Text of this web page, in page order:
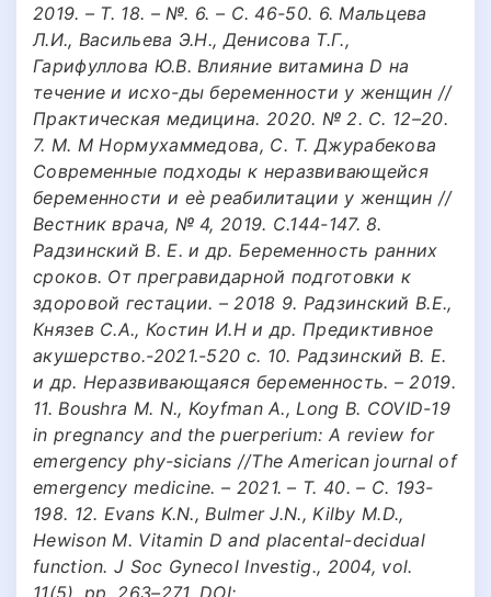
2019. – Т. 18. – №. 6. – С. 46-50. 6. Мальцева
Л.И., Васильева Э.Н., Денисова Т.Г.,
Гарифуллова Ю.В. Влияние витамина D на
течение и исхо-ды беременности у женщин //
Практическая медицина. 2020. № 2. С. 12–20.
7. М. М Нормухаммедова, С. Т. Джурабекова
Современные подходы к неразвивающейся
беременности и еѐ реабилитации у женщин //
Вестник врача, № 4, 2019. С.144-147. 8.
Радзинский В. Е. и др. Беременность ранних
сроков. От прегравидарной подготовки к
здоровой гестации. – 2018 9. Радзинский В.Е.,
Князев С.А., Костин И.Н и др. Предиктивное
акушерство.-2021.-520 с. 10. Радзинский В. Е.
и др. Неразвивающаяся беременность. – 2019.
11. Boushra M. N., Koyfman A., Long B. COVID-19
in pregnancy and the puerperium: A review for
emergency phy-sicians //The American journal of
emergency medicine. – 2021. – Т. 40. – С. 193-
198. 12. Evans K.N., Bulmer J.N., Kilby M.D.,
Hewison M. Vitamin D and placental-decidual
function. J Soc Gynecol Investig., 2004, vol.
11(5), pp. 263–271. DOI: